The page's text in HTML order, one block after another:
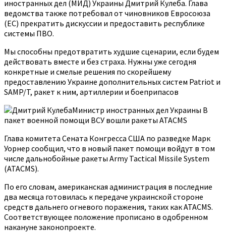
иностранных дел (МИД) Украины Дмитрий Кулеба. Глава
ведомства также потребовал от чиновников Евросоюза
(ЕС) прекратить дискуссии и предоставить республике
системы ПВО.
Мы способны предотвратить худшие сценарии, если будем
действовать вместе и без страха. Нужны уже сегодня
конкретные и смелые решения по скорейшему
предоставлению Украине дополнительных систем Patriot и
SAMP/T, ракет к ним, артиллерии и боеприпасов
Дмитрий КулебаМинистр иностранных дел Украины В
пакет военной помощи ВСУ вошли ракеты ATACMS
Глава комитета Сената Конгресса США по разведке Марк
Уорнер сообщил, что в новый пакет помощи войдут в том
числе дальнобойные ракеты Army Tactical Missile System
(ATACMS).
По его словам, американская администрация в последние
два месяца готовилась к передаче украинской стороне
средств дальнего огневого поражения, таких как ATACMS.
Соответствующее положение прописано в одобренном
накануне законопроекте.